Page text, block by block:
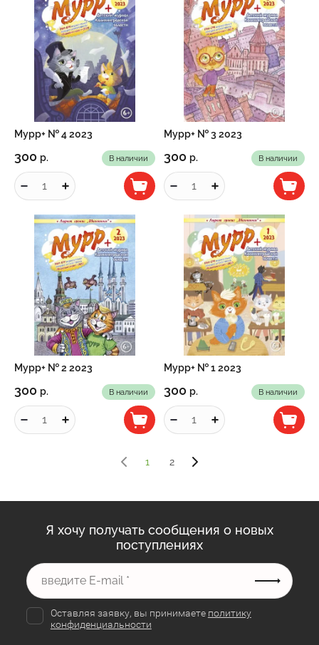
Мурр+ № 4 2023
В наличии
300 р.
Мурр+ № 3 2023
В наличии
300 р.
Мурр+ № 2 2023
В наличии
300 р.
Мурр+ № 1 2023
В наличии
300 р.
1 2
Я хочу получать сообщения о новых
поступлениях
Оставляя заявку, вы принимаете политику
конфиденциальности